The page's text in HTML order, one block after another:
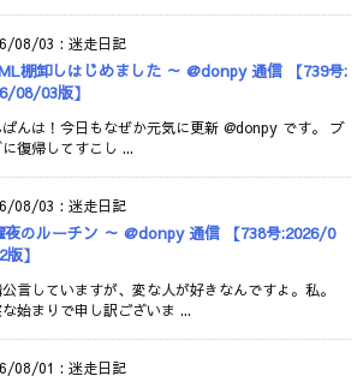
08/03 : 迷走日記
棚卸しはじめました ～ @donpy 通信 【739号:
08/03版】
ばんは！今日もなぜか元気に更新 @donpy です。 ブ
に復帰してすこし ...
08/03 : 迷走日記
夜のルーチン ～ @donpy 通信 【738号:2026/0
】
言していますが、変な人が好きなんですよ。私。
始まりで申し訳ございま ...
08/01 : 迷走日記